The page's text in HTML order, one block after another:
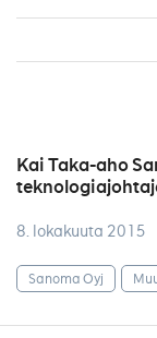
Kai Taka-aho
8. lokakuuta 2015
Sanoma Oyj